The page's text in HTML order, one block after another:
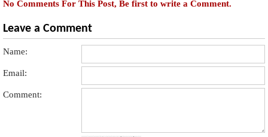
No Comments For This Post, Be first to write a Comment.
Leave a Comment
Name:
Email:
Comment: